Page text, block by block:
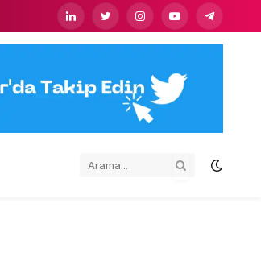
LinkedInTwitterInstagramYouTubeTelegram